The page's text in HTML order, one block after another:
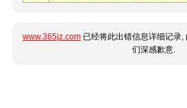
www.365jz.com 已经将此出错信息详细记录
们深感歉意.